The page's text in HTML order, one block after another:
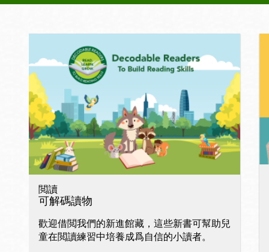
兒童主頁
閲讀
可解碼讀物
歡迎借閲我們的新進館藏，這些新書可幫助兒
童在閲讀練習中培養成爲自信的小讀者。